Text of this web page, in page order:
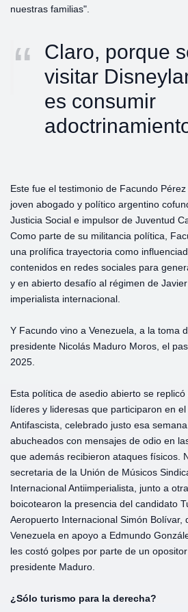
nuestras familias".
Claro, porque
visitar
es consumir
Este fue el testimonio de Facundo
joven abogado y político argentino
Justicia Social e impulsor de Juventud
Como parte de su militancia política,
una prolífica trayectoria como
contenidos en redes sociales para
y en abierto desafío al régimen de
imperialista internacional.
Y Facundo vino a Venezuela, a la toma
presidente Nicolás Maduro Moros, el
2025.
Esta política de asedio abierto se
líderes y lideresas que participaron en
Antifascista, celebrado justo esa
abucheados con mensajes de odio en
que además recibieron ataques físicos.
secretaria de la Unión de Músicos
Internacional Antiimperialista, junto a
boicotearon la presencia del candidato
Aeropuerto Internacional Simón Bolívar,
Venezuela en apoyo a Edmundo
les costó golpes por parte de un
presidente Maduro.
¿Sólo turismo para la derecha?